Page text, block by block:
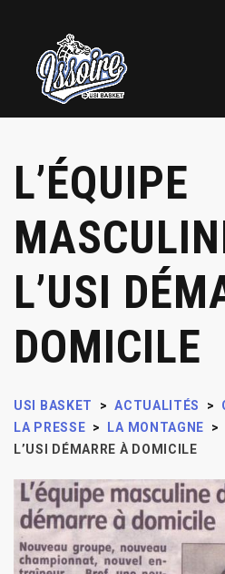
L’ÉQUIPE
L’USI
DOMICILE
USI BASKET > ACTUALITÉS >
LA PRESSE > LA MONTAGNE >
L’USI DÉMARRE À DOMICILE